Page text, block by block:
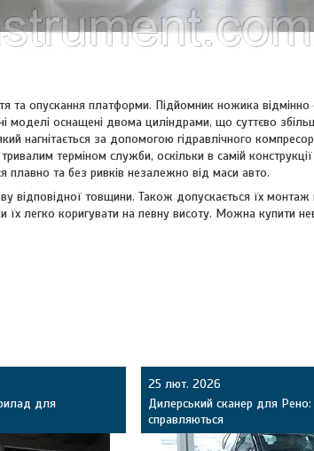
та опускання платформи. Підйомник ножика
моделі оснащені двома циліндрами, що суттєво
нагнітається за допомогою гідравлічного
терміном служби, оскільки в самій
плавно та без ривків незалежно від маси авто.
відповідної товщини. Також допускається їх
легко коригувати на певну висоту. Можна купити
для
25 лют. 2026
Дилерський сканер для
справляються